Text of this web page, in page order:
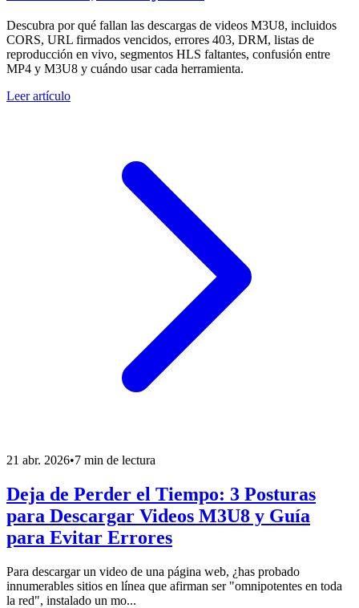
Descubra por qué fallan las descargas de videos M3U8, incluidos
CORS, URL firmados vencidos, errores 403, DRM, listas de
reproducción en vivo, segmentos HLS faltantes, confusión entre
MP4 y M3U8 y cuándo usar cada herramienta.
Leer artículo
21 abr. 2026•7 min de lectura
Deja de Perder el Tiempo: 3 Posturas
para Descargar Videos M3U8 y Guía
para Evitar Errores
Para descargar un video de una página web, ¿has probado
innumerables sitios en línea que afirman ser "omnipotentes en toda
la red", instalado un mo...